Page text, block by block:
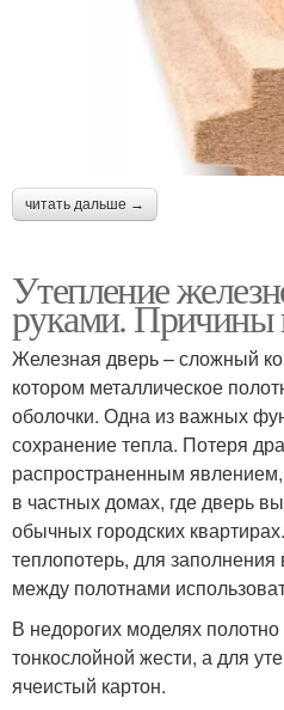
читать дальше →
Утепление
руками. Причины
Железная дверь – сложный
котором металлическое
оболочки. Одна из важных
сохранение тепла. Потеря
распространенным
в частных домах, где дверь
обычных городских
теплопотерь, для заполнения
между полотнами
В недорогих моделях полотно
тонкослойной жести, а для
ячеистый картон.